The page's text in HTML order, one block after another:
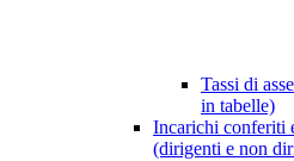
Tassi di
in tabelle)
Incarichi conferiti
(dirigenti e non